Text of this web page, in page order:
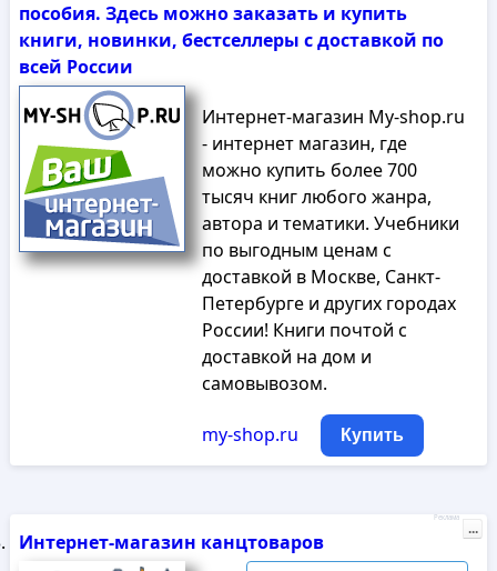
пособия. Здесь можно заказать и купить
книги, новинки, бестселлеры с доставкой по
всей России
Интернет-магазин My-shop.ru
- интернет магазин, где
можно купить более 700
тысяч книг любого жанра,
автора и тематики. Учебники
по выгодным ценам с
доставкой в Москве, Санкт-
Петербурге и других городах
России! Книги почтой с
доставкой на дом и
самовывозом.
my-shop.ru Купить
Интернет-магазин канцтоваров
Реклама
...